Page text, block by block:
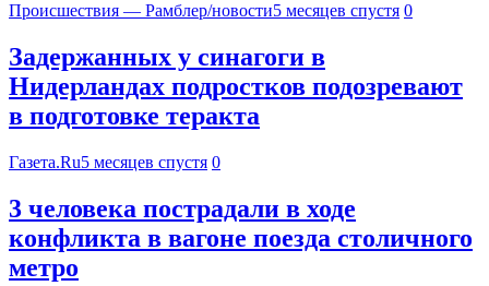
Происшествия — Рамблер/новости5 месяцев спустя 0
Задержанных у синагоги в
Нидерландах подростков подозревают
в подготовке теракта
Газета.Ru5 месяцев спустя 0
3 человека пострадали в ходе
конфликта в вагоне поезда столичного
метро